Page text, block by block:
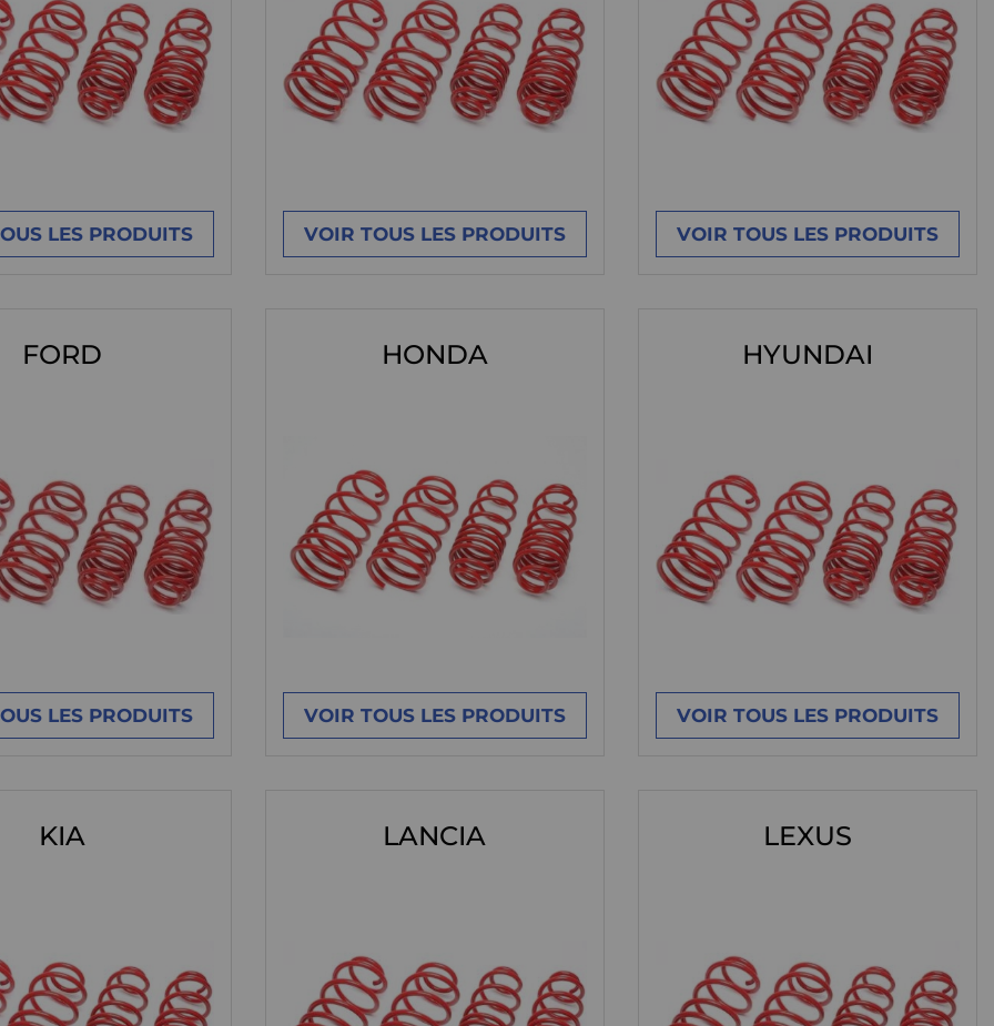
LES PRODUITS VOIR TOUS LES PRODUITS VOIR TOUS LES PRODUITS
FORD
LES PRODUITS
HONDA
VOIR TOUS LES PRODUITS
HYUNDAI
VOIR TOUS LES PRODUITS
KIA LANCIA LEXUS